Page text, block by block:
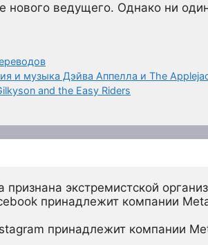
нового ведущего. Однако ни
и музыка Дэйва Аппелла и The
and the Easy Riders
признана экстремистской
принадлежит компании
принадлежит компании